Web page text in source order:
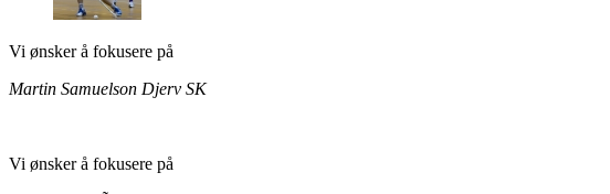
Vi ønsker å fokusere på
Martin Samuelson Djerv SK
Vi ønsker å fokusere på